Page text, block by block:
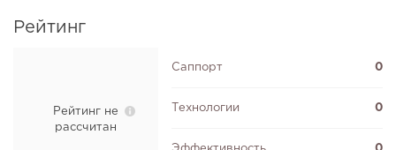
Рейтинг
Рейтинг не
рассчитан
Саппорт 0
Технологии 0